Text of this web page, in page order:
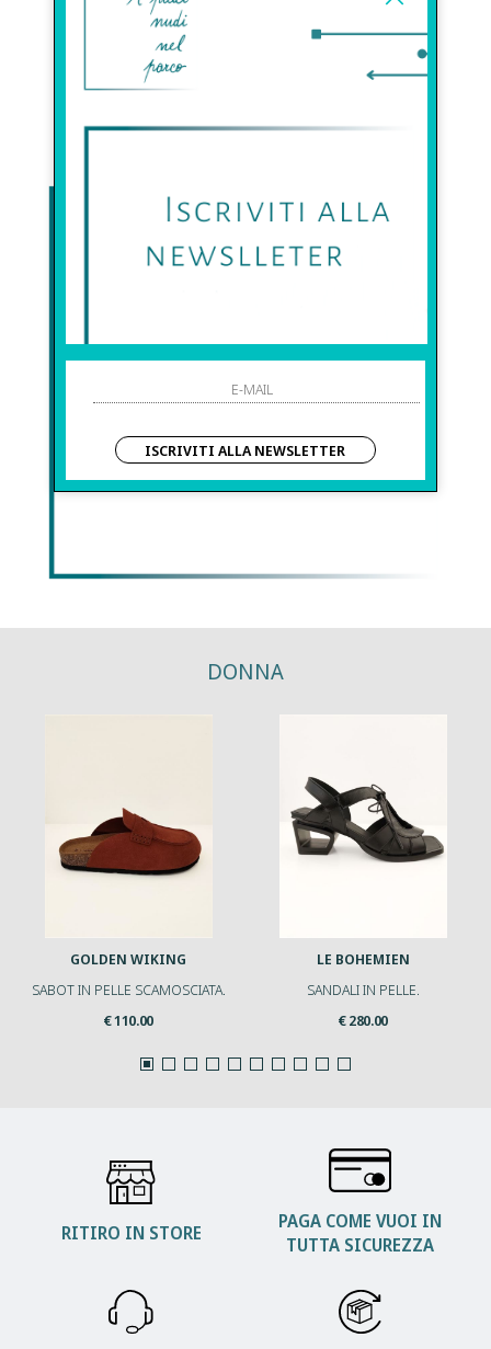
DONNA
GOLDEN WIKING
SABOT IN PELLE SCAMOSCIATA.
€ 110.00
LE BOHEMIEN
SANDALI IN PELLE.
€ 280.00
RITIRO IN STORE
PAGA COME VUOI IN
TUTTA SICUREZZA
ISCRIVITI ALLA NEWSLETTER